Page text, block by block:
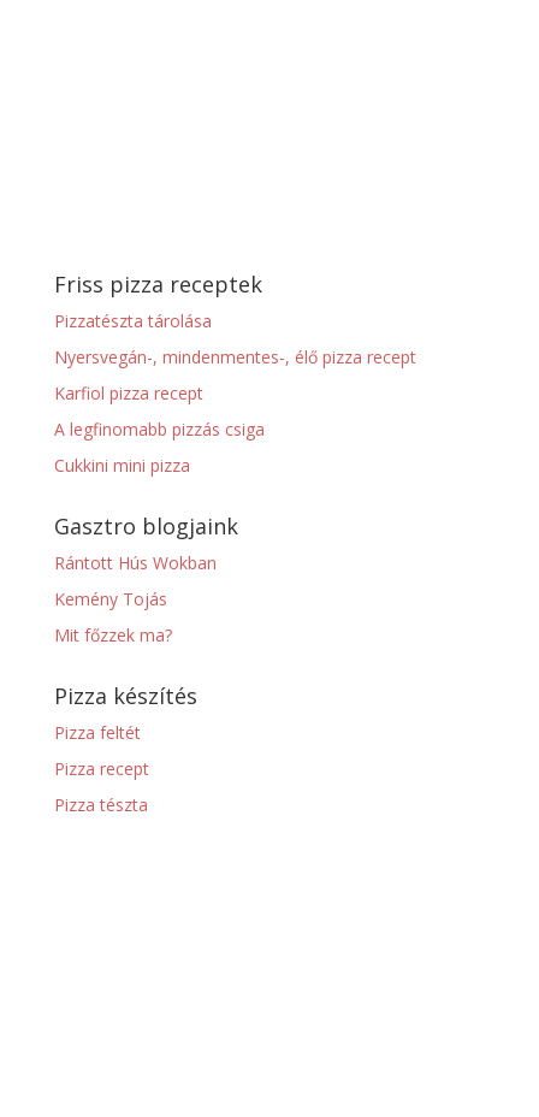
Friss pizza receptek
Pizzatészta tárolása
Nyersvegán-, mindenmentes-, élő pizza recept
Karfiol pizza recept
A legfinomabb pizzás csiga
Cukkini mini pizza
Gasztro blogjaink
Rántott Hús Wokban
Kemény Tojás
Mit főzzek ma?
Pizza készítés
Pizza feltét
Pizza recept
Pizza tészta